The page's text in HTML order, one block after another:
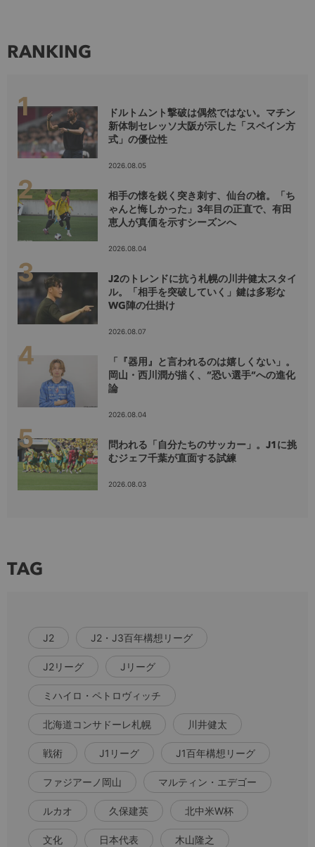
RANKING
ドルトムント撃破は偶然ではない。マチン
新体制セレッソ大阪が示した「スペイン方
式」の優位性
2026.08.05
相手の懐を鋭く突き刺す、仙台の槍。「ち
ゃんと悔しかった」3年目の正直で、有田
恵人が真価を示すシーズンへ
2026.08.04
J2のトレンドに抗う札幌の川井健太スタイ
ル。「相手を突破していく」鍵は多彩な
WG陣の仕掛け
2026.08.07
「『器用』と言われるのは嬉しくない」。
岡山・西川潤が描く、”恐い選手”への進化
論
2026.08.04
問われる「自分たちのサッカー」。J1に挑
むジェフ千葉が直面する試練
2026.08.03
TAG
J2 J2・J3百年構想リーグ
J2リーグ Jリーグ
ミハイロ・ペトロヴィッチ
北海道コンサドーレ札幌 川井健太
戦術 J1リーグ J1百年構想リーグ
ファジアーノ岡山 マルティン・エデゴー
ルカオ 久保建英 北中米W杯
文化 日本代表 木山隆之